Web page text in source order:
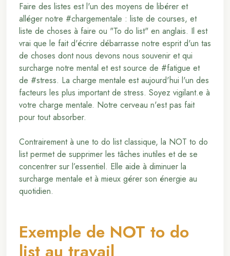
Faire des listes est l'un des moyens de libérer et
alléger notre #chargementale : liste de courses, et
liste de choses à faire ou "To do list" en anglais. Il est
vrai que le fait d'écrire débarrasse notre esprit d'un tas
de choses dont nous devons nous souvenir et qui
surcharge notre mental et est source de #fatigue et
de #stress. La charge mentale est aujourd'hui l'un des
facteurs les plus important de stress. Soyez vigilant.e à
votre charge mentale. Notre cerveau n'est pas fait
pour tout absorber.
Contrairement à une to do list classique, la NOT to do
list permet de supprimer les tâches inutiles et de se
concentrer sur l’essentiel. Elle aide à diminuer la
surcharge mentale et à mieux gérer son énergie au
quotidien.
Exemple de NOT to do